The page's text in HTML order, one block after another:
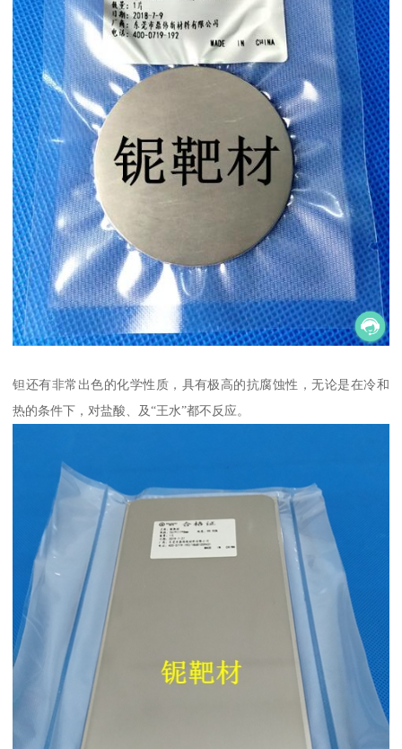
钽还有非常出色的化学性质，具有极高的抗腐蚀性，无论是在冷和
热的条件下，对盐酸、及“王水”都不反应。